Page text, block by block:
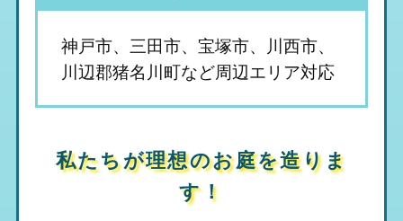
神戸市、三田市、宝塚市、川西市、
川辺郡猪名川町など周辺エリア対応
私たちが理想のお庭を造りま
す！